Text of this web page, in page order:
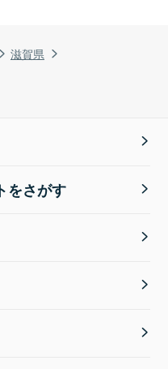
滋賀県
をさがす